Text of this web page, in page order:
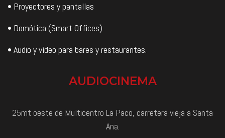
• Proyectores y pantallas
• Domótica (Smart Offices)
• Audio y vídeo para bares y restaurantes.
AUDIOCINEMA
25mt oeste de Multicentro La Paco, carretera vieja a Santa
Ana.